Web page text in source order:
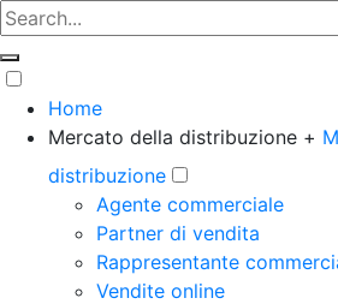
Home
Mercato della distribuzione +
distribuzione
Agente commerciale
Partner di vendita
Rappresentante
Vendite online